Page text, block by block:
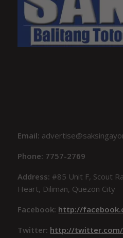
Email:
Phone: 7757-2769
Address:#85 Unit F, Scout
Heart, Diliman, Quezon City
Facebook: http://
Twitter: http://twitter.com/